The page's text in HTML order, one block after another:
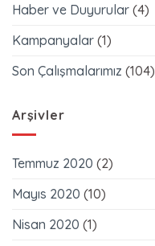
Haber ve Duyurular (4)
Kampanyalar (1)
Son Çalışmalarımız (104)
Arşivler
Temmuz 2020 (2)
Mayıs 2020 (10)
Nisan 2020 (1)